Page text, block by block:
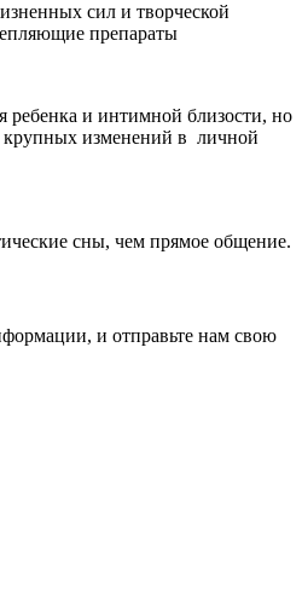
сил и творческой
препараты
ребенка и интимной близости, но
крупных изменений в личной
сны, чем прямое общение.
и отправьте нам свою